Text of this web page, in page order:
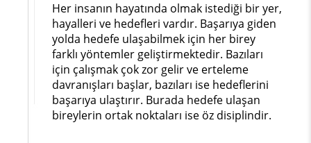
Her insanın hayatında olmak istediği bir yer,
hayalleri ve hedefleri vardır. Başarıya giden
yolda hedefe ulaşabilmek için her birey
farklı yöntemler geliştirmektedir. Bazıları
için çalışmak çok zor gelir ve erteleme
davranışları başlar, bazıları ise hedeflerini
başarıya ulaştırır. Burada hedefe ulaşan
bireylerin ortak noktaları ise öz disiplindir.